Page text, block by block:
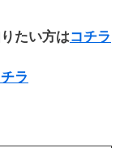
たい方はコチラ
ラ